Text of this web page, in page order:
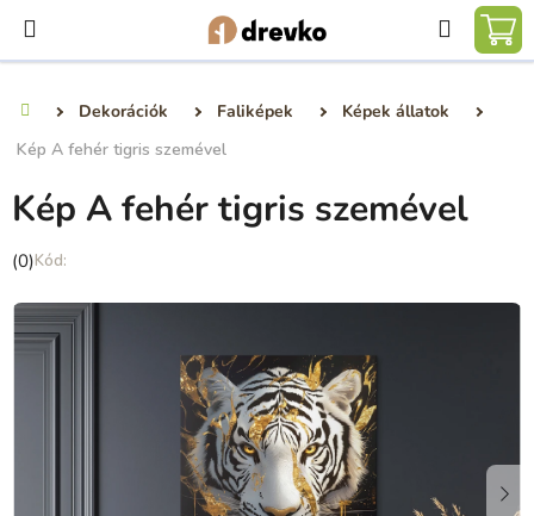
fő
Dekorációk Faliképek
Képek állatok
Kép A fehér tigris szemével
Kép A fehér tigris szemével
A
átlagos
értékelése
(0)